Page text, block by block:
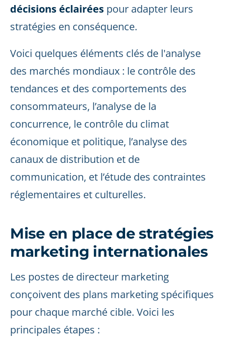
décisions éclairées pour adapter leurs
stratégies en conséquence.
Voici quelques éléments clés de l'analyse
des marchés mondiaux : le contrôle des
tendances et des comportements des
consommateurs, l’analyse de la
concurrence, le contrôle du climat
économique et politique, l’analyse des
canaux de distribution et de
communication, et l’étude des contraintes
réglementaires et culturelles.
Mise en place de stratégies
marketing internationales
Les postes de directeur marketing
conçoivent des plans marketing spécifiques
pour chaque marché cible. Voici les
principales étapes :